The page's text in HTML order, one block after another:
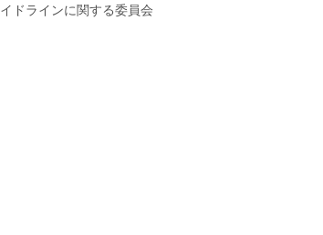
イドラインに関する委員会